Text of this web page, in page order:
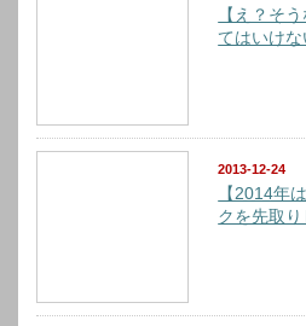
【え？そ
てはいけ
2013-12-24
【2014年
クを先取り